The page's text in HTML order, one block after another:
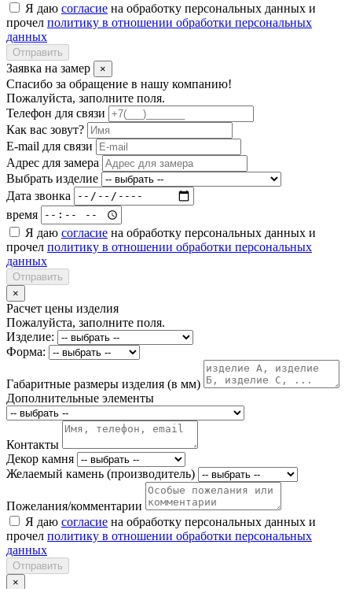
Я даю согласие на обработку персональных данных и
прочел политику в отношении обработки персональных
данных
Отправить
Заявка на замер ×
Спасибо за обращение в нашу компанию!
Пожалуйста, заполните поля.
Телефон для связи
Как вас зовут?
E-mail для связи
Адрес для замера
Выбрать изделие
Дата звонка
время
Я даю согласие на обработку персональных данных и
прочел политику в отношении обработки персональных
данных
Отправить
×
Расчет цены изделия
Пожалуйста, заполните поля.
Изделие:
Форма:
Габаритные размеры изделия (в мм)
Дополнительные элементы
Контакты
Декор камня
Желаемый камень (производитель)
Пожелания/комментарии
Я даю согласие на обработку персональных данных и
прочел политику в отношении обработки персональных
данных
Отправить
×